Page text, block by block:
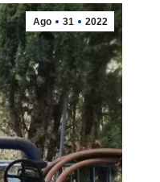
Ago 31 2022